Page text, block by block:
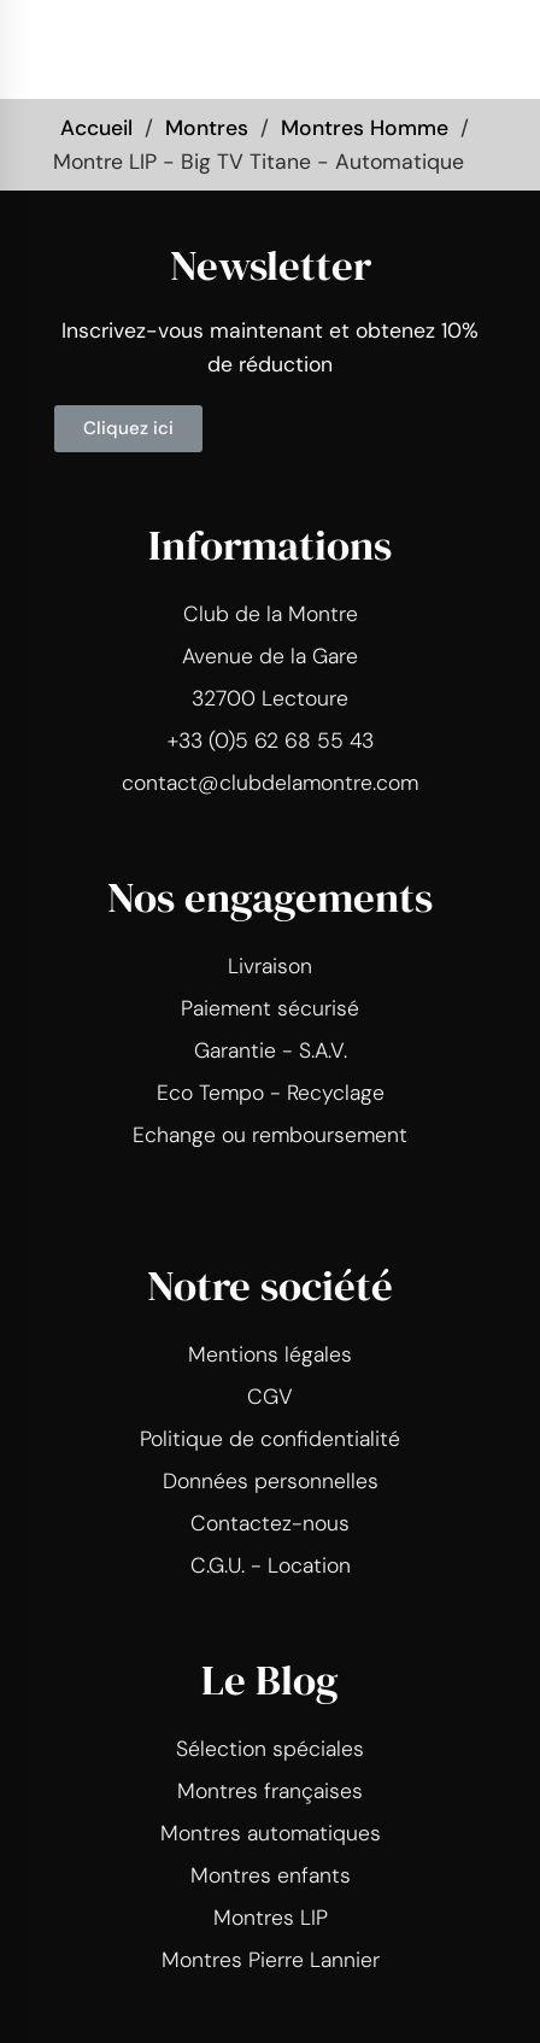
Accueil Montres
Montres Homme
Montre LIP - Big TV Titane - Automatique
Newsletter
Inscrivez-vous maintenant et obtenez 10%
de réduction
Cliquez ici
Informations
Club de la Montre
Avenue de la Gare
32700 Lectoure
+33 (0)5 62 68 55 43
contact@clubdelamontre.com
Nos engagements
Livraison
Paiement sécurisé
Garantie - S.A.V.
Eco Tempo - Recyclage
Echange ou remboursement
Notre société
Mentions légales
CGV
Politique de confidentialité
Données personnelles
Contactez-nous
C.G.U. - Location
Le Blog
Sélection spéciales
Montres françaises
Montres automatiques
Montres enfants
Montres LIP
Montres Pierre Lannier